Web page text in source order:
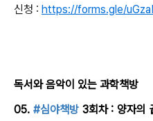
신청 : https://forms.gle/
독서와 음악이 있는 과학책방
05. #심야책방3회차 : 양자의